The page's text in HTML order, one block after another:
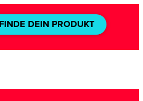
FINDE DEIN PRODUKT